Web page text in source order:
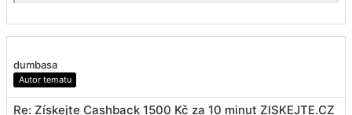
dumbasa
Autor tematu
Re: Získejte Cashback 1500 Kč za 10 minut ZISKEJTE.CZ